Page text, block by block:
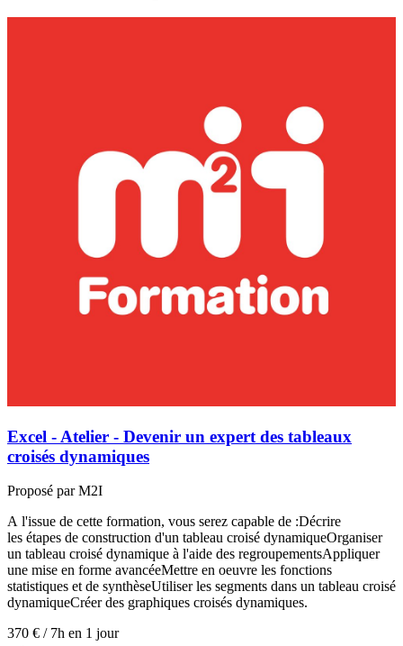
Excel - Atelier - Devenir un expert des tableaux
croisés dynamiques
Proposé par M2I
A l'issue de cette formation, vous serez capable de :Décrire
les étapes de construction d'un tableau croisé dynamiqueOrganiser
un tableau croisé dynamique à l'aide des regroupementsAppliquer
une mise en forme avancéeMettre en oeuvre les fonctions
statistiques et de synthèseUtiliser les segments dans un tableau croisé
dynamiqueCréer des graphiques croisés dynamiques.
370 € / 7h en 1 jour